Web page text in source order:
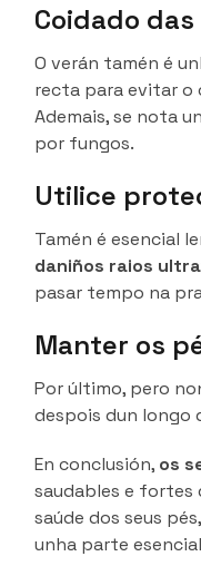
Coidado
O verán tamén é
recta para evitar o
Ademais, se nota
por fungos.
Utilice
Tamén é esencial
daniños raios
pasar tempo na
Manter os
Por último, pero
despois dun longo
En conclusión, os
saudables e fortes
saúde dos seus
unha parte